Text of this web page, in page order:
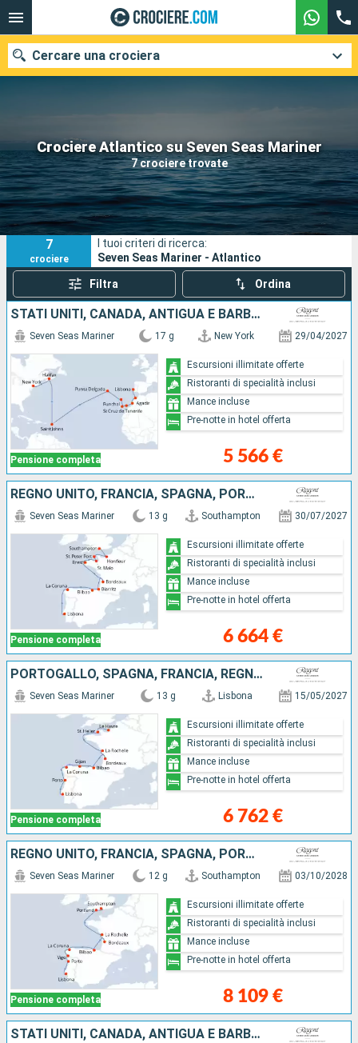
Crociere Atlantico su Seven Seas Mariner
7 crociere trovate
Cercare una crociera
Le nostre destinazioni
Mesi di partenza
Porti Compagnie
Ricerca
7
crociere
I tuoi criteri di ricerca:
Seven Seas Mariner - Atlantico
Filtra Ordina
STATI UNITI, CANADA, ANTIGUA E BARBUDA, TENERIFE, LANZAROTE, MAROCCO, PORTOGALLO
Pensione completa
Seven Seas Mariner 17 g New York 29/04/2027
5 566 €
Escursioni illimitate offerte
Ristoranti di specialità inclusi
Mance incluse
Pre-notte in hotel offerta
REGNO UNITO, FRANCIA, SPAGNA, PORTOGALLO
Pensione completa
Seven Seas Mariner 13 g Southampton 30/07/2027
6 664 €
Escursioni illimitate offerte
Ristoranti di specialità inclusi
Mance incluse
Pre-notte in hotel offerta
PORTOGALLO, SPAGNA, FRANCIA, REGNO UNITO
Pensione completa
Seven Seas Mariner 13 g Lisbona 15/05/2027
6 762 €
Escursioni illimitate offerte
Ristoranti di specialità inclusi
Mance incluse
Pre-notte in hotel offerta
REGNO UNITO, FRANCIA, SPAGNA, PORTOGALLO
Pensione completa
Seven Seas Mariner 12 g Southampton 03/10/2028
8 109 €
Escursioni illimitate offerte
Ristoranti di specialità inclusi
Mance incluse
Pre-notte in hotel offerta
STATI UNITI, CANADA, ANTIGUA E BARBUDA, TENERIFE, LANZAROTE, MAROCCO, PORTOGALLO, SPAGNA, FRANCIA, REGNO UNITO